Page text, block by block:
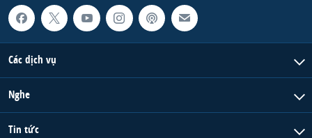
Các dịch vụ
Nghe
Tin tức